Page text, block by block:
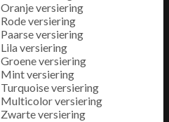
Oranje versiering
Rode versiering
Paarse versiering
Lila versiering
Groene versiering
Mint versiering
Turquoise versiering
Multicolor versiering
Zwarte versiering